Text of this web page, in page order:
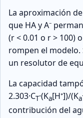
La aproximación
que HA y A⁻
(r < 0.01 o r > 100)
rompen el modelo.
un resolutor de
La capacidad
2.303·CT·(Ka[H⁺])/(Ka
contribución del